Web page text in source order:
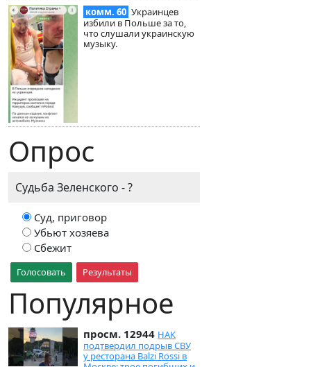
комм. 60 Украинцев
избили в Польше за то,
что слушали украинскую
музыку.
Опрос
Судьба Зеленского - ?
Суд, приговор
Убьют хозяева
Сбежит
Голосовать Результаты
Популярное
просм. 12944 НАК
подтвердил подрыв СВУ
у ресторана Balzi Rossi в